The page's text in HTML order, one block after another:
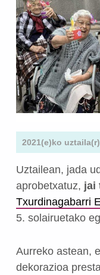
2021(e)ko
Uztailean, jada
aprobetxatuz, jai
Txurdinagabarri
5. solairuetako
Aurreko astean,
dekorazioa